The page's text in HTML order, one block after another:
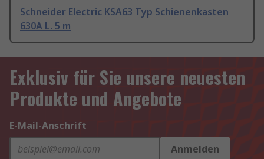
Schneider Electric KSA63 Typ Schienenkasten
630A L. 5 m
Exklusiv für Sie unsere neuesten
Produkte und Angebote
E-Mail-Anschrift
Anmelden